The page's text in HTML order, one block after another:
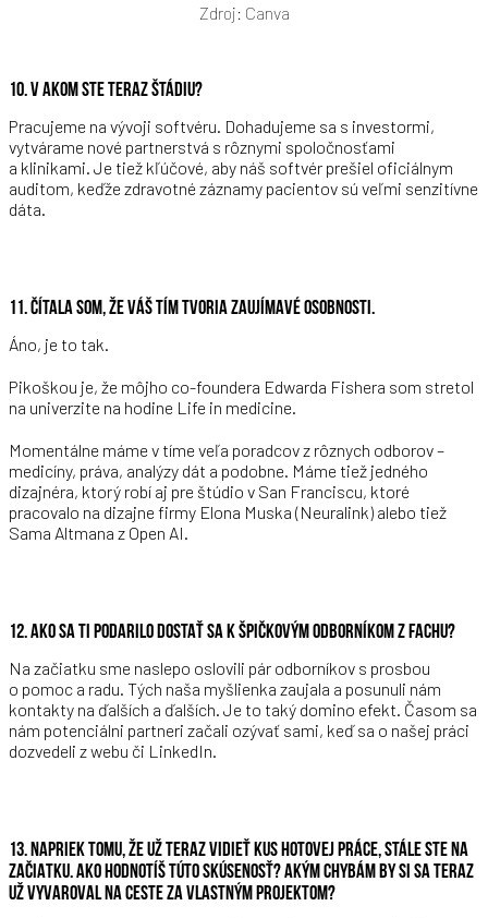
Zdroj: Canva
10. V AKOM STE TERAZ ŠTÁDIU?
Pracujeme na vývoji softvéru. Dohadujeme sa s investormi,
vytvárame nové partnerstvá s rôznymi spoločnosťami
a klinikami. Je tiež kľúčové, aby náš softvér prešiel oficiálnym
auditom, keďže zdravotné záznamy pacientov sú veľmi senzitívne
dáta.
11. ČÍTALA SOM, ŽE VÁŠ TÍM TVORIA ZAUJÍMAVÉ OSOBNOSTI.
Áno, je to tak.
Pikoškou je, že môjho co-foundera Edwarda Fishera som stretol
na univerzite na hodine Life in medicine.
Momentálne máme v tíme veľa poradcov z rôznych odborov –
medicíny, práva, analýzy dát a podobne. Máme tiež jedného
dizajnéra, ktorý robí aj pre štúdio v San Franciscu, ktoré
pracovalo na dizajne firmy Elona Muska (Neuralink) alebo tiež
Sama Altmana z Open AI.
12. AKO SA TI PODARILO DOSTAŤ SA K ŠPIČKOVÝM ODBORNÍKOM Z FACHU?
Na začiatku sme naslepo oslovili pár odborníkov s prosbou
o pomoc a radu. Tých naša myšlienka zaujala a posunuli nám
kontakty na ďalších a ďalších. Je to taký domino efekt. Časom sa
nám potenciálni partneri začali ozývať sami, keď sa o našej práci
dozvedeli z webu či LinkedIn.
13. NAPRIEK TOMU, ŽE UŽ TERAZ VIDIEŤ KUS HOTOVEJ PRÁCE, STÁLE STE NA
ZAČIATKU. AKO HODNOTÍŠ TÚTO SKÚSENOSŤ? AKÝM CHYBÁM BY SI SA TERAZ
UŽ VYVAROVAL NA CESTE ZA VLASTNÝM PROJEKTOM?